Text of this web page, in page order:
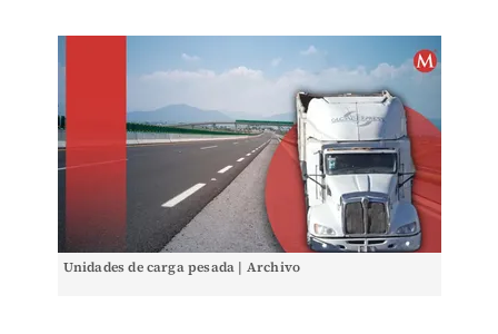
Unidades de carga pesada | Archivo